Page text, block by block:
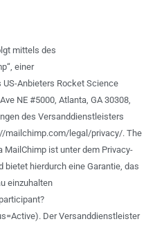
mittels des
einer
Anbieters Rocket Science
NE #5000, Atlanta, GA 30308,
des Versanddienstleisters
mailchimp.com/legal/privacy/. The
MailChimp ist unter dem Privacy-
bietet hierdurch eine Garantie, das
einzuhalten
Der Versanddienstleister